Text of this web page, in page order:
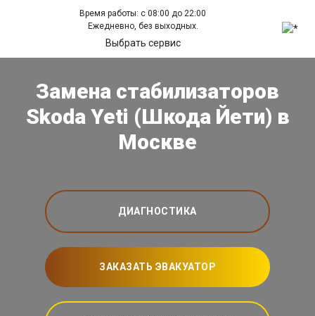
Время работы: с 08:00 до 22:00
Ежедневно, без выходных.
Выбрать сервис
Замена стабилизаторов
Skoda Yeti (Шкода Йети) в
Москве
ДИАГНОСТИКА
ЗАКАЗАТЬ ЭВАКУАТОР